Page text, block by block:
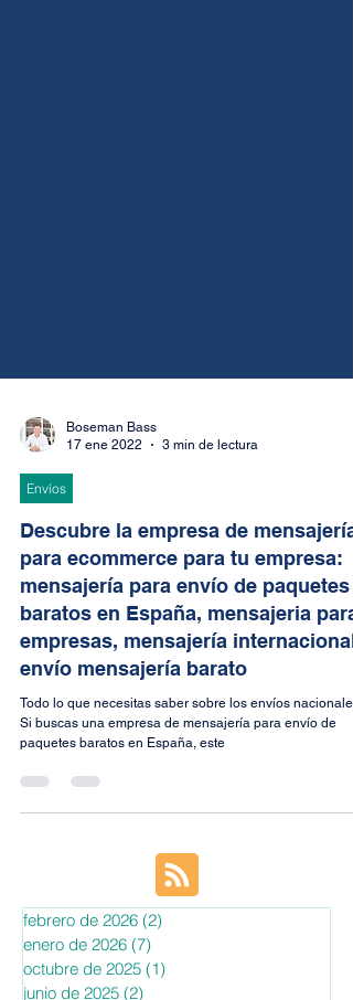
Boseman Bass
Envíos
Descubre la empresa de mensajería
para ecommerce para tu empresa:
mensajería para envío de paquetes
baratos en España, mensajeria para
empresas, mensajería internacional,
envío mensajería barato
Todo lo que necesitas saber sobre los envíos
paquetes baratos en España, este
febrero de 2026 (2)2 entradas
enero de 2026 (7)